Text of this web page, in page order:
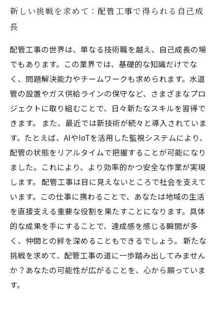
新しい挑戦を求めて：配管工事で得られる自己成
長
配管工事の世界は、単なる技術職を越え、自己成長の場
でもあります。この業界では、基礎的な知識だけでな
く、問題解決能力やチームワークも求められます。水道
管の設置やガス供給ラインの保守など、さまざまなプロ
ジェクトに取り組むことで、日々新たなスキルを習得で
きます。 また、最近では新技術が続々と導入されていま
す。たとえば、AIやIoTを活用した監視システムにより、
配管の状態をリアルタイムで把握することが可能になり
ました。これにより、より効率的かつ安全な作業が実現
します。 配管工事は目に見えないところで社会を支えて
います。この仕事に携わることで、あなたは地域の生活
を直接支える重要な役割を果たすことになります。具体
的な成果を手にすることで、達成感を感じる瞬間が多
く、仲間との絆を深めることもできるでしょう。 新たな
挑戦を求めて、配管工事の道に一歩踏み出してみません
か？あなたの可能性が広がることを、心から願っていま
す。